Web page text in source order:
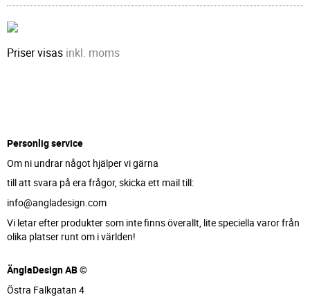
Priser visas inkl. moms
Personlig service
Om ni undrar något hjälper vi gärna
till att svara på era frågor, skicka ett mail till:
info@angladesign.com
Vi letar efter produkter som inte finns överallt, lite speciella varor från
olika platser runt om i världen!
ÄnglaDesign AB ©
Östra Falkgatan 4